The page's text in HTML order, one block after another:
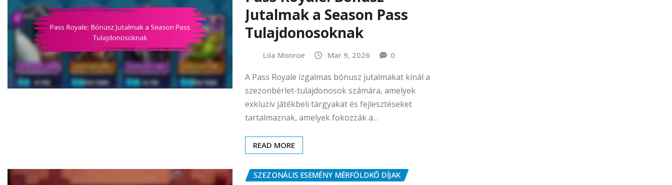
Jutalmak a Season Pass
Tulajdonosoknak
Lila Monroe Mar 9, 2026 0
A Pass Royale izgalmas bónusz jutalmakat kínál a
szezonbérlet-tulajdonosok számára, amelyek
exkluzív játékbeli tárgyakat és fejlesztéseket
tartalmaznak, amelyek fokozzák a…
READ MORE
SZEZONÁLIS ESEMÉNY MÉRFÖLDKŐ DÍJAK